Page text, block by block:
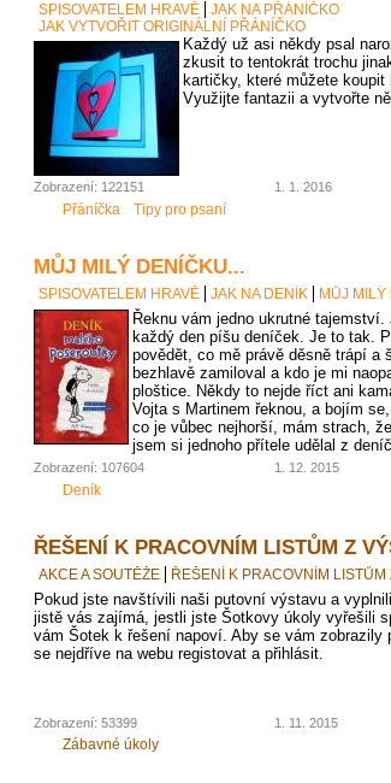
SPISOVATELEM HRAVĚ
JAK NA PŘÁNÍČKO
JAK VYTVOŘIT ORIGINÁLNÍ PŘÁNÍČKO
Každý už asi někdy psal
zkusit to tentokrát trochu
kartičky, které můžete
Využijte fantazii a vytvořte
Zobrazení: 122151 1. 1. 2016
Přáníčka Tipy pro psaní
MŮJ MILÝ DENÍČKU...
SPISOVATELEM HRAVĚ JAK NA DENÍK MŮJ MILÝ
Řeknu vám jedno ukrutné
každý den píšu deníček. Je to tak.
povědět, co mě právě děsně trápí a
bezhlavě zamiloval a kdo je mi
ploštice. Někdy to nejde říct ani
Vojta s Martinem řeknou, a bojím
co je vůbec nejhorší, mám strach,
jsem si jednoho přítele udělal z
Zobrazení: 107604 1. 12. 2015
Deník
ŘEŠENÍ K PRACOVNÍM LISTŮM Z
AKCE A SOUTĚŽE ŘEŠENÍ K PRACOVNÍM LISTŮM
Pokud jste navštívili naši putovní výstavu a
jistě vás zajímá, jestli jste Šotkovy úkoly vyřešili
vám Šotek k řešení napoví. Aby se vám zobrazily
se nejdříve na webu registovat a přihlásit.
Zobrazení: 53399 1. 11. 2015
Zábavné úkoly